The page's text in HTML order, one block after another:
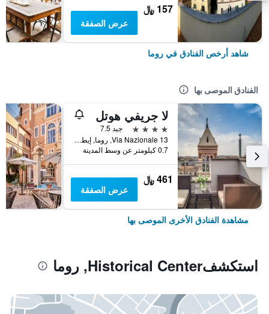
157 ﷼
عرض الصفقة
شاهد أرخص الفنادق في روما
الفنادق الموصى بها
لا جريفي هوتل
4 نجوم
جيد 7.5
Via Nazionale 13, روما, إيطاليا
0.7 كيلومتر عن وسط المدينة
461 ﷼
عرض الصفقة
مشاهدة الفنادق الأخرى الموصى بها
استكشفHistorical Center, روما